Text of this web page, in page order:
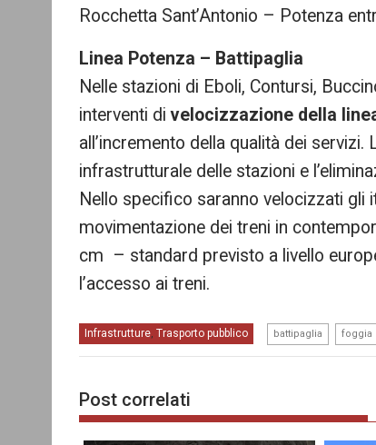
Rocchetta Sant’Antonio – Potenza
Linea Potenza – Battipaglia
Nelle stazioni di Eboli, Contursi,
interventi divelocizzazione della
all’incremento della qualità dei
infrastrutturale delle stazioni e
Nello specifico saranno velocizzati gli
movimentazione dei treni in
cm – standard previsto a livello
l’accesso ai treni.
Infrastrutture, Trasporto pubblico battipaglia foggia
Post correlati